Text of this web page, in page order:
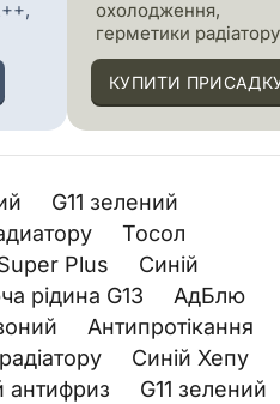
охолодження,
герметики радіатору
КУПИТИ
G11 зелений
Тосол
Plus
Синій
рідина G13
АдБлю
Антипротікання
Синій Хепу
антифриз
G11 зелений